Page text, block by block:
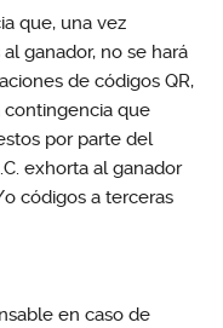
que, una vez
ganador, no se hará
de códigos QR,
que
por parte del
exhorta al ganador
códigos a terceras
en caso de